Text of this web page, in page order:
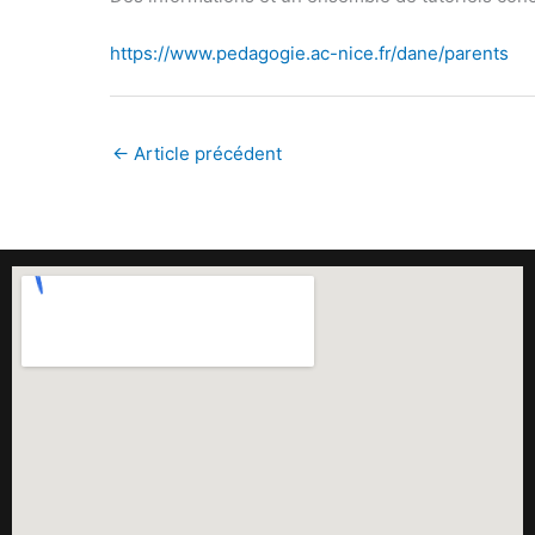
https://www.pedagogie.ac-nice.fr/dane/parents
← Article précédent